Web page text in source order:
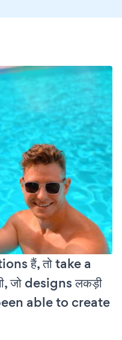
हैं, तो take a
जो designs लकड़ी
been able to create